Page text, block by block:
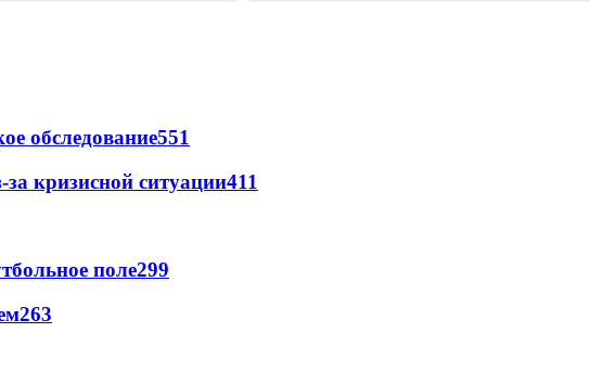
обследование551
кризисной ситуации411
поле299
263